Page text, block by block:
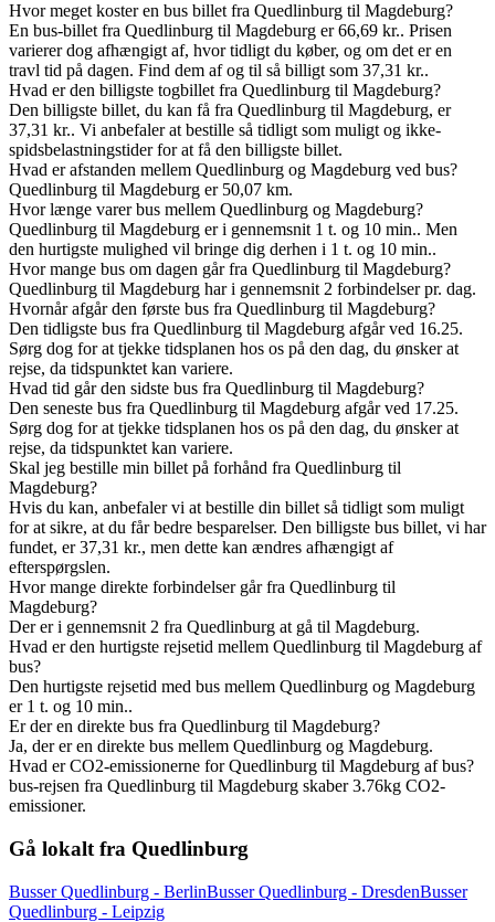
Hvor meget koster en bus billet fra Quedlinburg til Magdeburg?
En bus-billet fra Quedlinburg til Magdeburg er 66,69 kr.. Prisen
varierer dog afhængigt af, hvor tidligt du køber, og om det er en
travl tid på dagen. Find dem af og til så billigt som 37,31 kr..
Hvad er den billigste togbillet fra Quedlinburg til Magdeburg?
Den billigste billet, du kan få fra Quedlinburg til Magdeburg, er
37,31 kr.. Vi anbefaler at bestille så tidligt som muligt og ikke-
spidsbelastningstider for at få den billigste billet.
Hvad er afstanden mellem Quedlinburg og Magdeburg ved bus?
Quedlinburg til Magdeburg er 50,07 km.
Hvor længe varer bus mellem Quedlinburg og Magdeburg?
Quedlinburg til Magdeburg er i gennemsnit 1 t. og 10 min.. Men
den hurtigste mulighed vil bringe dig derhen i 1 t. og 10 min..
Hvor mange bus om dagen går fra Quedlinburg til Magdeburg?
Quedlinburg til Magdeburg har i gennemsnit 2 forbindelser pr. dag.
Hvornår afgår den første bus fra Quedlinburg til Magdeburg?
Den tidligste bus fra Quedlinburg til Magdeburg afgår ved 16.25.
Sørg dog for at tjekke tidsplanen hos os på den dag, du ønsker at
rejse, da tidspunktet kan variere.
Hvad tid går den sidste bus fra Quedlinburg til Magdeburg?
Den seneste bus fra Quedlinburg til Magdeburg afgår ved 17.25.
Sørg dog for at tjekke tidsplanen hos os på den dag, du ønsker at
rejse, da tidspunktet kan variere.
Skal jeg bestille min billet på forhånd fra Quedlinburg til
Magdeburg?
Hvis du kan, anbefaler vi at bestille din billet så tidligt som muligt
for at sikre, at du får bedre besparelser. Den billigste bus billet, vi har
fundet, er 37,31 kr., men dette kan ændres afhængigt af
efterspørgslen.
Hvor mange direkte forbindelser går fra Quedlinburg til
Magdeburg?
Der er i gennemsnit 2 fra Quedlinburg at gå til Magdeburg.
Hvad er den hurtigste rejsetid mellem Quedlinburg til Magdeburg af
bus?
Den hurtigste rejsetid med bus mellem Quedlinburg og Magdeburg
er 1 t. og 10 min..
Er der en direkte bus fra Quedlinburg til Magdeburg?
Ja, der er en direkte bus mellem Quedlinburg og Magdeburg.
Hvad er CO2-emissionerne for Quedlinburg til Magdeburg af bus?
bus-rejsen fra Quedlinburg til Magdeburg skaber 3.76kg CO2-
emissioner.
Gå lokalt fra Quedlinburg
Busser Quedlinburg - BerlinBusser Quedlinburg - DresdenBusser
Quedlinburg - Leipzig